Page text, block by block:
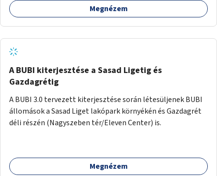
barátságosabbá és zöldebbé lehetne tenni a megállókat.
Megnézem
A BUBI kiterjesztése a Sasad Ligetig és
Gazdagrétig
A BUBI 3.0 tervezett kiterjesztése során létesüljenek BUBI
állomások a Sasad Liget lakópark környékén és Gazdagrét
déli részén (Nagyszeben tér/Eleven Center) is.
Megnézem